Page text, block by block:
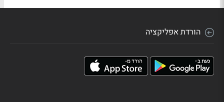
הורדת אפליקציה